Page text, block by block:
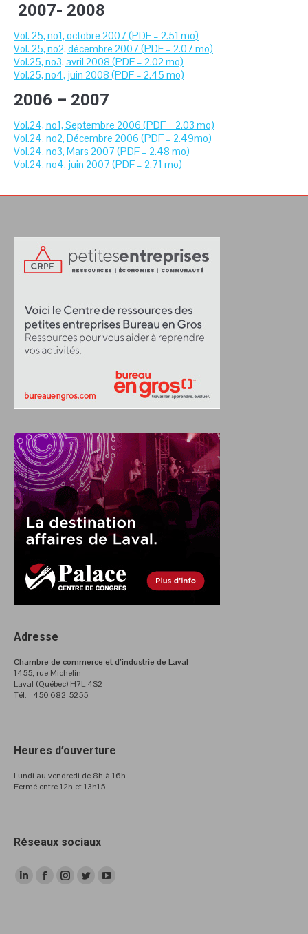
2007- 2008
Vol. 25, no1, octobre 2007 (PDF – 2.51 mo)
Vol. 25, no2, décembre 2007 (PDF – 2.07 mo)
Vol.25, no3, avril 2008 (PDF – 2.02 mo)
Vol.25, no4, juin 2008 (PDF – 2.45 mo)
2006 – 2007
Vol.24, no1, Septembre 2006 (PDF – 2.03 mo)
Vol.24, no2, Décembre 2006 (PDF – 2.49mo)
Vol.24, no3, Mars 2007 (PDF – 2.48 mo)
Vol.24, no4, juin 2007 (PDF – 2.71 mo)
Adresse
Chambre de commerce et d’industrie de Laval
1455, rue Michelin
Laval (Québec) H7L 4S2
Tél. : 450 682-5255
Heures d’ouverture
Lundi au vendredi de 8h à 16h
Fermé entre 12h et 13h15
Réseaux sociaux
FacebookInstagram